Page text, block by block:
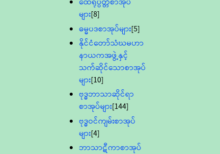
များ[8]
ဓမ္မပဒစာအုပ်များ[5]
နိုင်ငံတော်သံဃမဟာ
နာယကအဖွဲ့နှင့်
သက်ဆိုင်သောစာအုပ်
များ[10]
ဗုဒ္ဓဘာသာဆိုင်ရာ
စာအုပ်များ[144]
ဗုဒ္ဓဝင်ကျမ်းစာအုပ်
များ[4]
ဘာသာဋီကာစာအုပ်